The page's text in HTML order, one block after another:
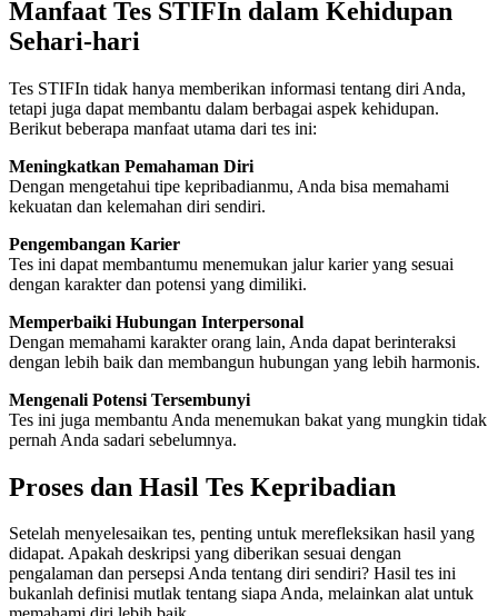
Manfaat Tes STIFIn dalam Kehidupan
Sehari-hari
Tes STIFIn tidak hanya memberikan informasi tentang diri Anda,
tetapi juga dapat membantu dalam berbagai aspek kehidupan.
Berikut beberapa manfaat utama dari tes ini:
Meningkatkan Pemahaman Diri
Dengan mengetahui tipe kepribadianmu, Anda bisa memahami
kekuatan dan kelemahan diri sendiri.
Pengembangan Karier
Tes ini dapat membantumu menemukan jalur karier yang sesuai
dengan karakter dan potensi yang dimiliki.
Memperbaiki Hubungan Interpersonal
Dengan memahami karakter orang lain, Anda dapat berinteraksi
dengan lebih baik dan membangun hubungan yang lebih harmonis.
Mengenali Potensi Tersembunyi
Tes ini juga membantu Anda menemukan bakat yang mungkin tidak
pernah Anda sadari sebelumnya.
Proses dan Hasil Tes Kepribadian
Setelah menyelesaikan tes, penting untuk merefleksikan hasil yang
didapat. Apakah deskripsi yang diberikan sesuai dengan
pengalaman dan persepsi Anda tentang diri sendiri? Hasil tes ini
bukanlah definisi mutlak tentang siapa Anda, melainkan alat untuk